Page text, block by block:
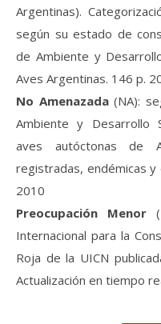
Argentinas).
según su estado de
de Ambiente y
Aves Argentinas. 146 p.
No Amenazada(NA):
Ambiente y Desarrollo
aves autóctonas de
registradas, endémicas
2010
Preocupación Menor
Internacional para la
Roja de la UICN
Actualización en tiempo